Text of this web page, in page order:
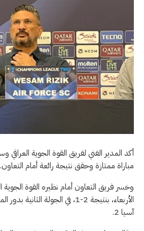
أكد المدير الفني لفريق القوة الجوية
مباراة ممتازة وحقق نتيجة رائعة أمام التعاون.
وخسر فريق التعاون أمام نظيره القوة الجوية
الأربعاء، بنتيجة 2-1، في الجولة
آسيا 2.